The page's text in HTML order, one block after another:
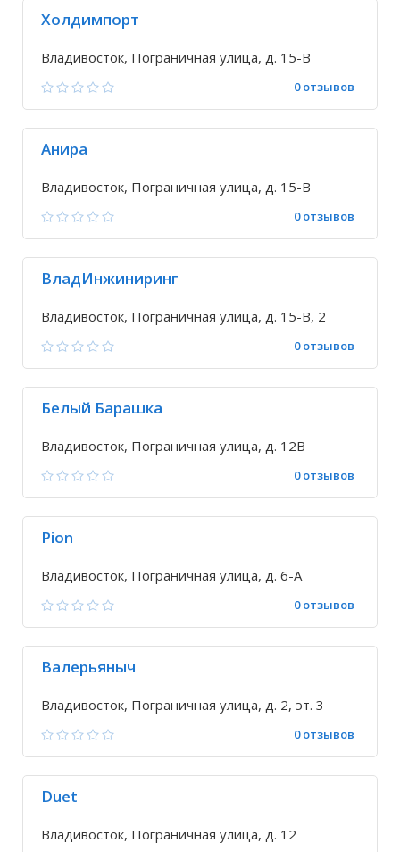
Холдимпорт
Владивосток, Пограничная улица, д. 15-В
0 отзывов
Анира
Владивосток, Пограничная улица, д. 15-В
0 отзывов
ВладИнжиниринг
Владивосток, Пограничная улица, д. 15-В, 2
0 отзывов
Белый Барашка
Владивосток, Пограничная улица, д. 12В
0 отзывов
Pion
Владивосток, Пограничная улица, д. 6-А
0 отзывов
Валерьяныч
Владивосток, Пограничная улица, д. 2, эт. 3
0 отзывов
Duet
Владивосток, Пограничная улица, д. 12